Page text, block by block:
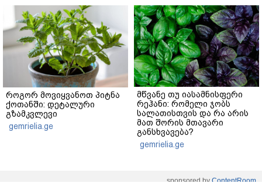
როგორ მოვიყვანოთ პიტნა
ქოთანში: დეტალური
გზამკვლევი
gemrielia.ge
მწვანე თუ იასამნისფერი
რეჰანი: რომელი ჯობს
სალათისთვის და რა არის
მათ შორის მთავარი
განსხვავება?
gemrielia.ge
sponsored by ContentRoom